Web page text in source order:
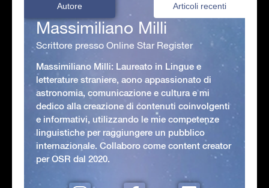
Autore Articoli recenti
Massimiliano Milli
Scrittore presso Online Star Register
Massimiliano Milli: Laureato in Lingue e
letterature straniere, aono appassionato di
astronomia, comunicazione e cultura e mi
dedico alla creazione di contenuti coinvolgenti
e informativi, utilizzando le mie competenze
linguistiche per raggiungere un pubblico
internazionale. Collaboro come content creator
per OSR dal 2020.